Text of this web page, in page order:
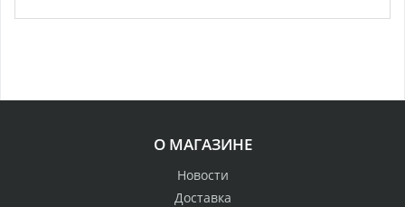
О МАГАЗИНЕ
Новости
Доставка